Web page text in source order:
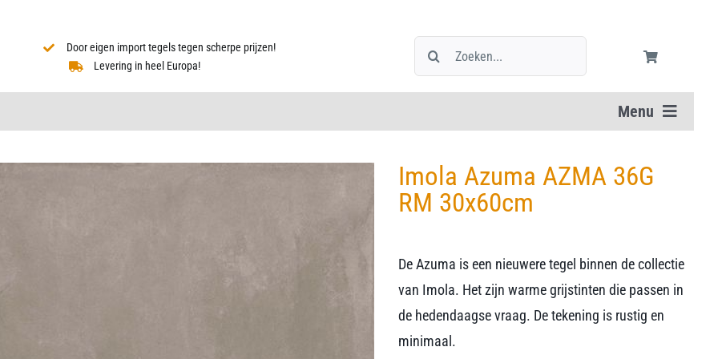
Door eigen import tegels tegen scherpe prijzen!
Levering in heel Europa!
Zoeken
naar:
Menu
Imola Azuma AZMA 36G
RM 30x60cm
De Azuma is een nieuwere tegel binnen de collectie
van Imola. Het zijn warme grijstinten die passen in
de hedendaagse vraag. De tekening is rustig en
minimaal.